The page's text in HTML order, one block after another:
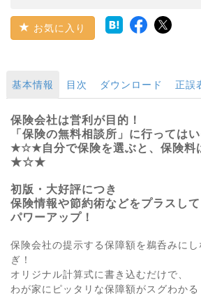
お気に入り
基本情報 目次 ダウンロード 正誤
保険会社は営利が目的！
「保険の無料相談所」に行ってはい
★☆★自分で保険を選ぶと、保険料
★☆★
初版・大好評につき
保険情報や節約術などをプラスして
パワーアップ！
保険会社の提示する保障額を鵜呑みに
ぎ！
オリジナル計算式に書き込むだけで、
わが家にピッタリな保障額がスグわかる